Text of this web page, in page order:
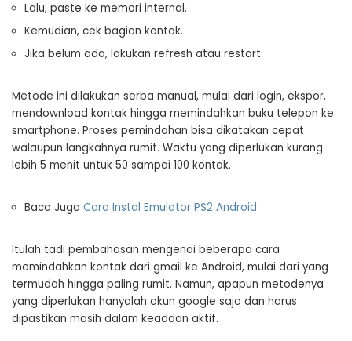
Lalu, paste ke memori internal.
Kemudian, cek bagian kontak.
Jika belum ada, lakukan refresh atau restart.
Metode ini dilakukan serba manual, mulai dari login, ekspor,
mendownload kontak hingga memindahkan buku telepon ke
smartphone. Proses pemindahan bisa dikatakan cepat
walaupun langkahnya rumit. Waktu yang diperlukan kurang
lebih 5 menit untuk 50 sampai 100 kontak.
Baca Juga Cara Instal Emulator PS2 Android
Itulah tadi pembahasan mengenai beberapa cara
memindahkan kontak dari gmail ke Android, mulai dari yang
termudah hingga paling rumit. Namun, apapun metodenya
yang diperlukan hanyalah akun google saja dan harus
dipastikan masih dalam keadaan aktif.